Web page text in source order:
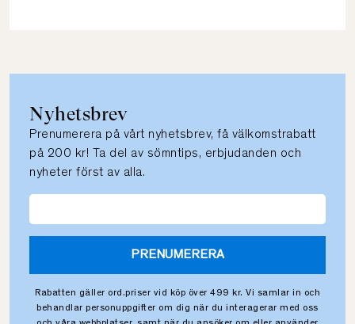
Nyhetsbrev
Prenumerera på vårt nyhetsbrev, få välkomstrabatt
på 200 kr! Ta del av sömntips, erbjudanden och
nyheter först av alla.
PRENUMERERA
Rabatten gäller ord.priser vid köp över 499 kr. Vi samlar in och
behandlar personuppgifter om dig när du interagerar med oss